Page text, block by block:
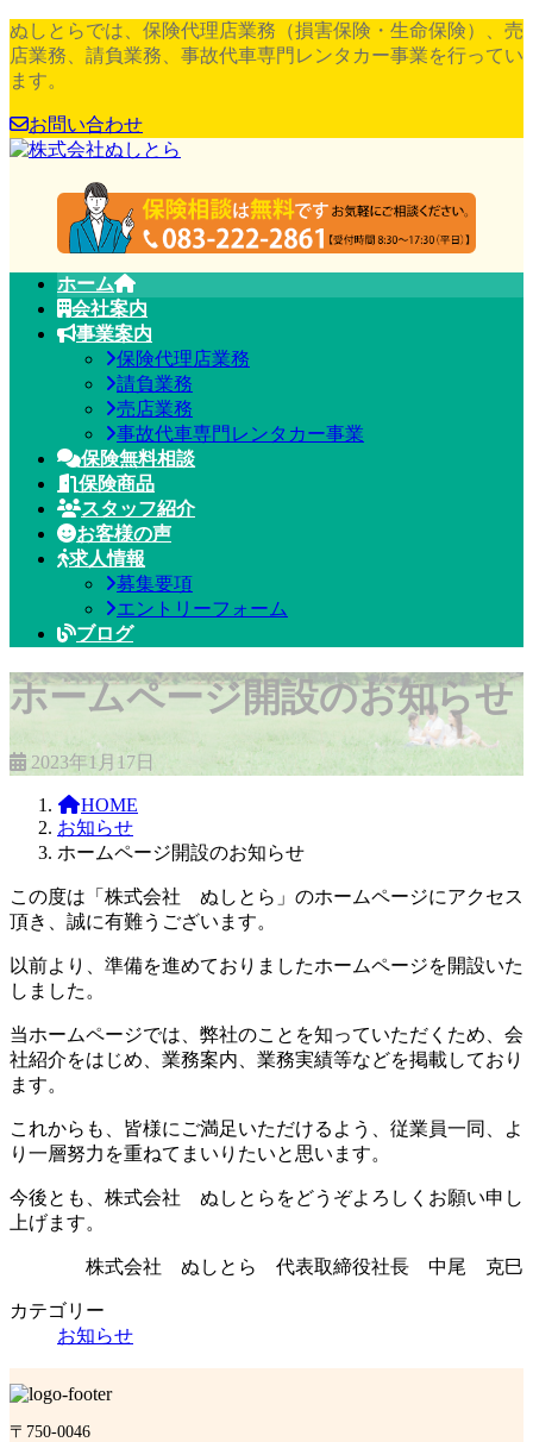
コ
ン
テ
ツ
へ
ナ
ビ
ゲ
シ
ョ
ぬしとらでは、保険代理店業務（損害保険・生命保険）、売
店業務、請負業務、事故代車専門レンタカー事業を行ってい
ます。
お問い合わせ
ホーム
会社案内
事業案内
保険代理店業務
請負業務
売店業務
事故代車専門レンタカー事業
保険無料相談
保険商品
スタッフ紹介
お客様の声
求人情報
募集要項
エントリーフォーム
ブログ
ホームページ開設のお知らせ
2023年1月17日
HOME
お知らせ
ホームページ開設のお知らせ
この度は「株式会社 ぬしとら」のホームページにアクセス
頂き、誠に有難うございます。
以前より、準備を進めておりましたホームページを開設いた
しました。
当ホームページでは、弊社のことを知っていただくため、会
社紹介をはじめ、業務案内、業務実績等などを掲載しており
ます。
これからも、皆様にご満足いただけるよう、従業員一同、よ
り一層努力を重ねてまいりたいと思います。
今後とも、株式会社 ぬしとらをどうぞよろしくお願い申し
上げます。
株式会社 ぬしとら 代表取締役社長 中尾 克巳
カテゴリー
お知らせ
〒750-0046